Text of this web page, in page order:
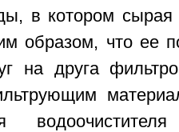
в котором сырая
образом, что ее
на друга